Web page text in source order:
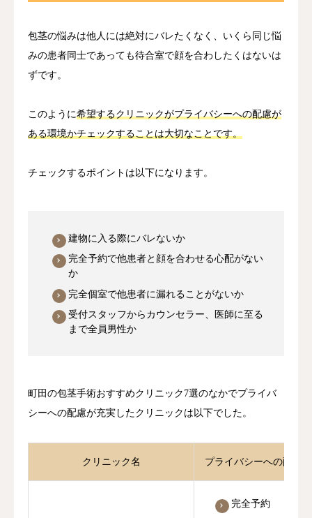
包茎の悩みは他人には絶対にバレたくなく、いくら同じ悩
みの患者同士であっても待合室で顔を合わしたくはないは
ずです。
このように希望するクリニックがプライバシーへの配慮が
ある環境かチェックすることは大切なことです。
チェックするポイントは以下になります。
建物に入る際にバレないか
完全予約で他患者と顔を合わせる心配がない
か
完全個室で他患者に漏れることがないか
受付スタッフからカウンセラー、医師に至る
まで全員男性か
町田の包茎手術おすすめクリニック7選のなかでプライバ
シーへの配慮が充実したクリニックは以下でした。
クリニック名 プライバシーへの配慮
完全予約